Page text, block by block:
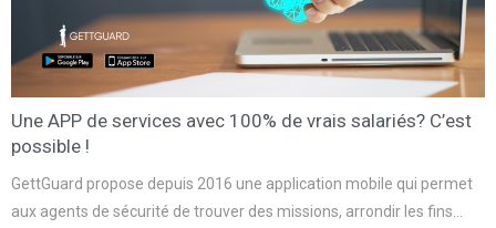
Une APP de services avec 100% de vrais salariés? C’est
possible !
GettGuard propose depuis 2016 une application mobile qui permet
aux agents de sécurité de trouver des missions, arrondir les fins…